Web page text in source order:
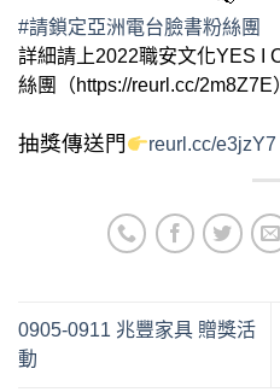
#請鎖定亞洲電台臉書粉絲團
詳細請上2022職安文化YES I
絲團（https://reurl.cc/2m8Z7E
抽獎傳送門 reurl.cc/e3jzY7
0905-0911 兆豐家具 贈獎活
動